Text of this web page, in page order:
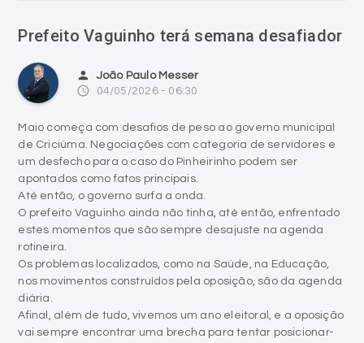
Prefeito Vaguinho terá semana desafiador
person João Paulo Messer
access_time 04/05/2026 - 06:30
Maio começa com desafios de peso ao governo municipal
de Criciúma. Negociações com categoria de servidores e
um desfecho para o caso do Pinheirinho podem ser
apontados como fatos principais.
Até então, o governo surfa a onda.
O prefeito Vaguinho ainda não tinha, até então, enfrentado
estes momentos que são sempre desajuste na agenda
rotineira.
Os problemas localizados, como na Saúde, na Educação,
nos movimentos construídos pela oposição, são da agenda
diária.
Afinal, além de tudo, vivemos um ano eleitoral, e a oposição
vai sempre encontrar uma brecha para tentar posicionar-